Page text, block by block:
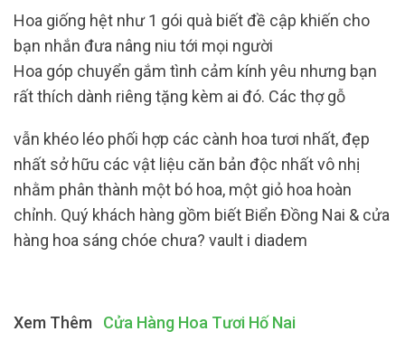
Hoa giống hệt như 1 gói quà biết đề cập khiến cho
bạn nhắn đưa nâng niu tới mọi người
Hoa góp chuyển gắm tình cảm kính yêu nhưng bạn
rất thích dành riêng tặng kèm ai đó. Các thợ gỗ
vẫn khéo léo phối hợp các cành hoa tươi nhất, đẹp
nhất sở hữu các vật liệu căn bản độc nhất vô nhị
nhằm phân thành một bó hoa, một giỏ hoa hoàn
chỉnh. Quý khách hàng gồm biết Biển Đồng Nai & cửa
hàng hoa sáng chóe chưa? vault i diadem
Xem Thêm Cửa Hàng Hoa Tươi Hố Nai